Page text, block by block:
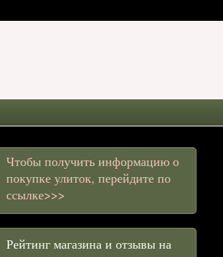
Чтобы получить информацию о
покупке улиток, перейдите по
ссылке>>>
Рейтинг магазина и отзывы на